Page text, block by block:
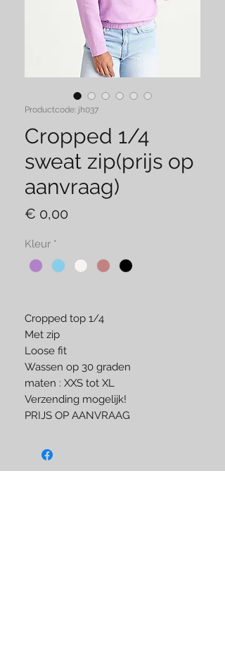
Productcode: jh037
Cropped 1/4
sweat zip(prijs op
aanvraag)
€ 0,00
Kleur *
Cropped top 1/4
Met zip
Loose fit
Wassen op 30 graden
maten : XXS tot XL
Verzending mogelijk!
PRIJS OP AANVRAAG